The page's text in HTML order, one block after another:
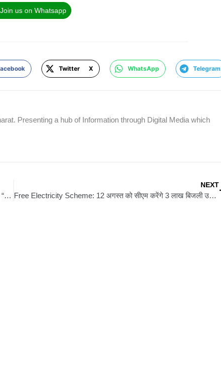
Join us on Whatsapp
Twitter X WhatsApp Telegram
Presenting a hub of Information through Digital Media which
Nalanda News-Sanskrit Day: संस्कृत दिवस पर बोले दिलीप कुमार – “संस्कृत सभी भाषाओं की जननी, सरकार के रवैये से विद्यालय मृतप्राय”
NEXT
Free Electricity Scheme: 12 अगस्त को सीएम करेंगे 3 लाख बिजली उपभोक्ताओं से सीधा संवाद